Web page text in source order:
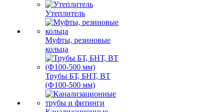
Утеплитель
Муфты, резиновые
кольца
Трубы БТ, БНТ, ВТ
(Ф100-500 мм)